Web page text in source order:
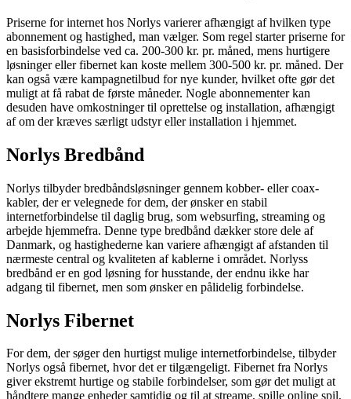
Priserne for internet hos Norlys varierer afhængigt af hvilken type
abonnement og hastighed, man vælger. Som regel starter priserne for
en basisforbindelse ved ca. 200-300 kr. pr. måned, mens hurtigere
løsninger eller fibernet kan koste mellem 300-500 kr. pr. måned. Der
kan også være kampagnetilbud for nye kunder, hvilket ofte gør det
muligt at få rabat de første måneder. Nogle abonnementer kan
desuden have omkostninger til oprettelse og installation, afhængigt
af om der kræves særligt udstyr eller installation i hjemmet.
Norlys Bredbånd
Norlys tilbyder bredbåndsløsninger gennem kobber- eller coax-
kabler, der er velegnede for dem, der ønsker en stabil
internetforbindelse til daglig brug, som websurfing, streaming og
arbejde hjemmefra. Denne type bredbånd dækker store dele af
Danmark, og hastighederne kan variere afhængigt af afstanden til
nærmeste central og kvaliteten af kablerne i området. Norlyss
bredbånd er en god løsning for husstande, der endnu ikke har
adgang til fibernet, men som ønsker en pålidelig forbindelse.
Norlys Fibernet
For dem, der søger den hurtigst mulige internetforbindelse, tilbyder
Norlys også fibernet, hvor det er tilgængeligt. Fibernet fra Norlys
giver ekstremt hurtige og stabile forbindelser, som gør det muligt at
håndtere mange enheder samtidig og til at streame, spille online spil,